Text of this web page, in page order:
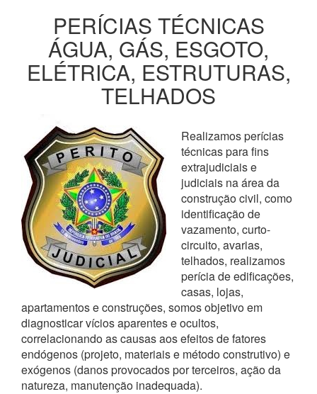
PERÍCIAS TÉCNICAS
ÁGUA, GÁS, ESGOTO,
ELÉTRICA, ESTRUTURAS,
TELHADOS
Realizamos perícias
técnicas para fins
extrajudiciais e
judiciais na área da
construção civil, como
identificação de
vazamento, curto-
circuito, avarias,
telhados, realizamos
perícia de edificações,
casas, lojas,
apartamentos e construções, somos objetivo em
diagnosticar vícios aparentes e ocultos,
correlacionando as causas aos efeitos de fatores
endógenos (projeto, materiais e método construtivo) e
exógenos (danos provocados por terceiros, ação da
natureza, manutenção inadequada).